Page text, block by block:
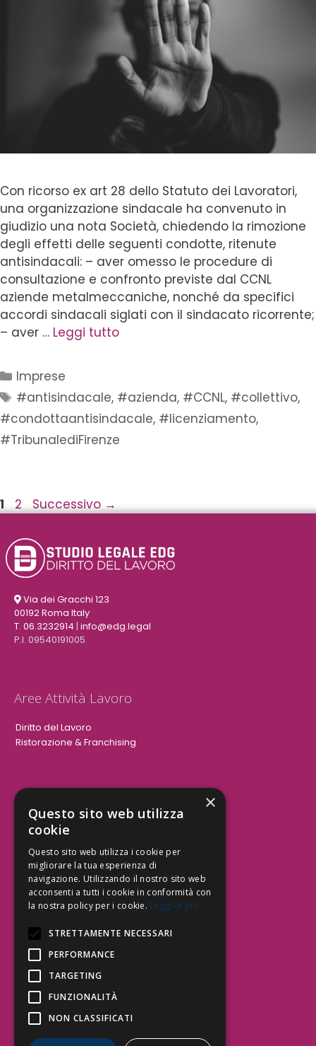
Con ricorso ex art 28 dello Statuto dei Lavoratori,
una organizzazione sindacale ha convenuto in
giudizio una nota Società, chiedendo la rimozione
degli effetti delle seguenti condotte, ritenute
antisindacali: – aver omesso le procedure di
consultazione e confronto previste dal CCNL
aziende metalmeccaniche, nonché da specifici
accordi sindacali siglati con il sindacato ricorrente;
– aver … Leggi tutto
Imprese
#antisindacale, #azienda, #CCNL, #collettivo,
#condottaantisindacale, #licenziamento,
#TribunalediFirenze
1 2 Successivo →
Via dei Gracchi 123
00192 Roma Italy
T. 06.3232914 | info@edg.legal
P.I. 09540191005
Aree Attività Lavoro
Diritto del Lavoro
Ristorazione & Franchising
Aree Attività Civile
Tutele del Credito
Responsabilità Civile
Contrattualistica
Segui lo Studio EDG sui social.
Invia messaggio
T. 06.3232914
info@edg.legal
×
Questo sito web utilizza
cookie
Questo sito web utilizza i cookie per
migliorare la tua esperienza di
navigazione. Utilizzando il nostro sito web
acconsenti a tutti i cookie in conformità con
la nostra policy per i cookie. Leggi di più
STRETTAMENTE NECESSARI
PERFORMANCE
TARGETING
FUNZIONALITÀ
NON CLASSIFICATI